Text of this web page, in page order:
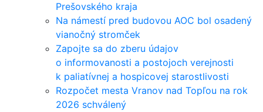
Prešovského kraja
Na námestí pred budovou AOC bol osadený
vianočný stromček
Zapojte sa do zberu údajov
o informovanosti a postojoch verejnosti
k paliatívnej a hospicovej starostlivosti
Rozpočet mesta Vranov nad Topľou na rok
2026 schválený